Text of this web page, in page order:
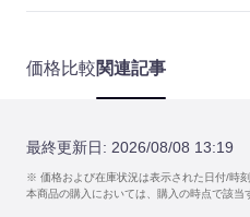
価格比較関連記事
最終更新日: 2026/08/08 13:19
※ 価格および在庫状況は表示された日付/時
本商品の購入においては、購入の時点で該当